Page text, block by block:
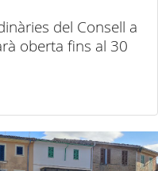
del Consell a
oberta fins al 30